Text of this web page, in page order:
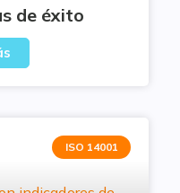
de éxito
ISO 14001